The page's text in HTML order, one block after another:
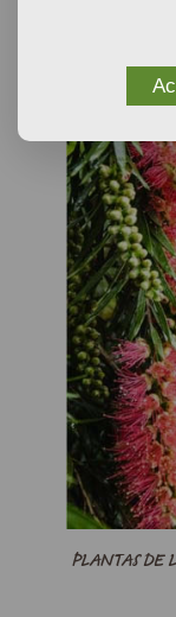
PLANTAS DE